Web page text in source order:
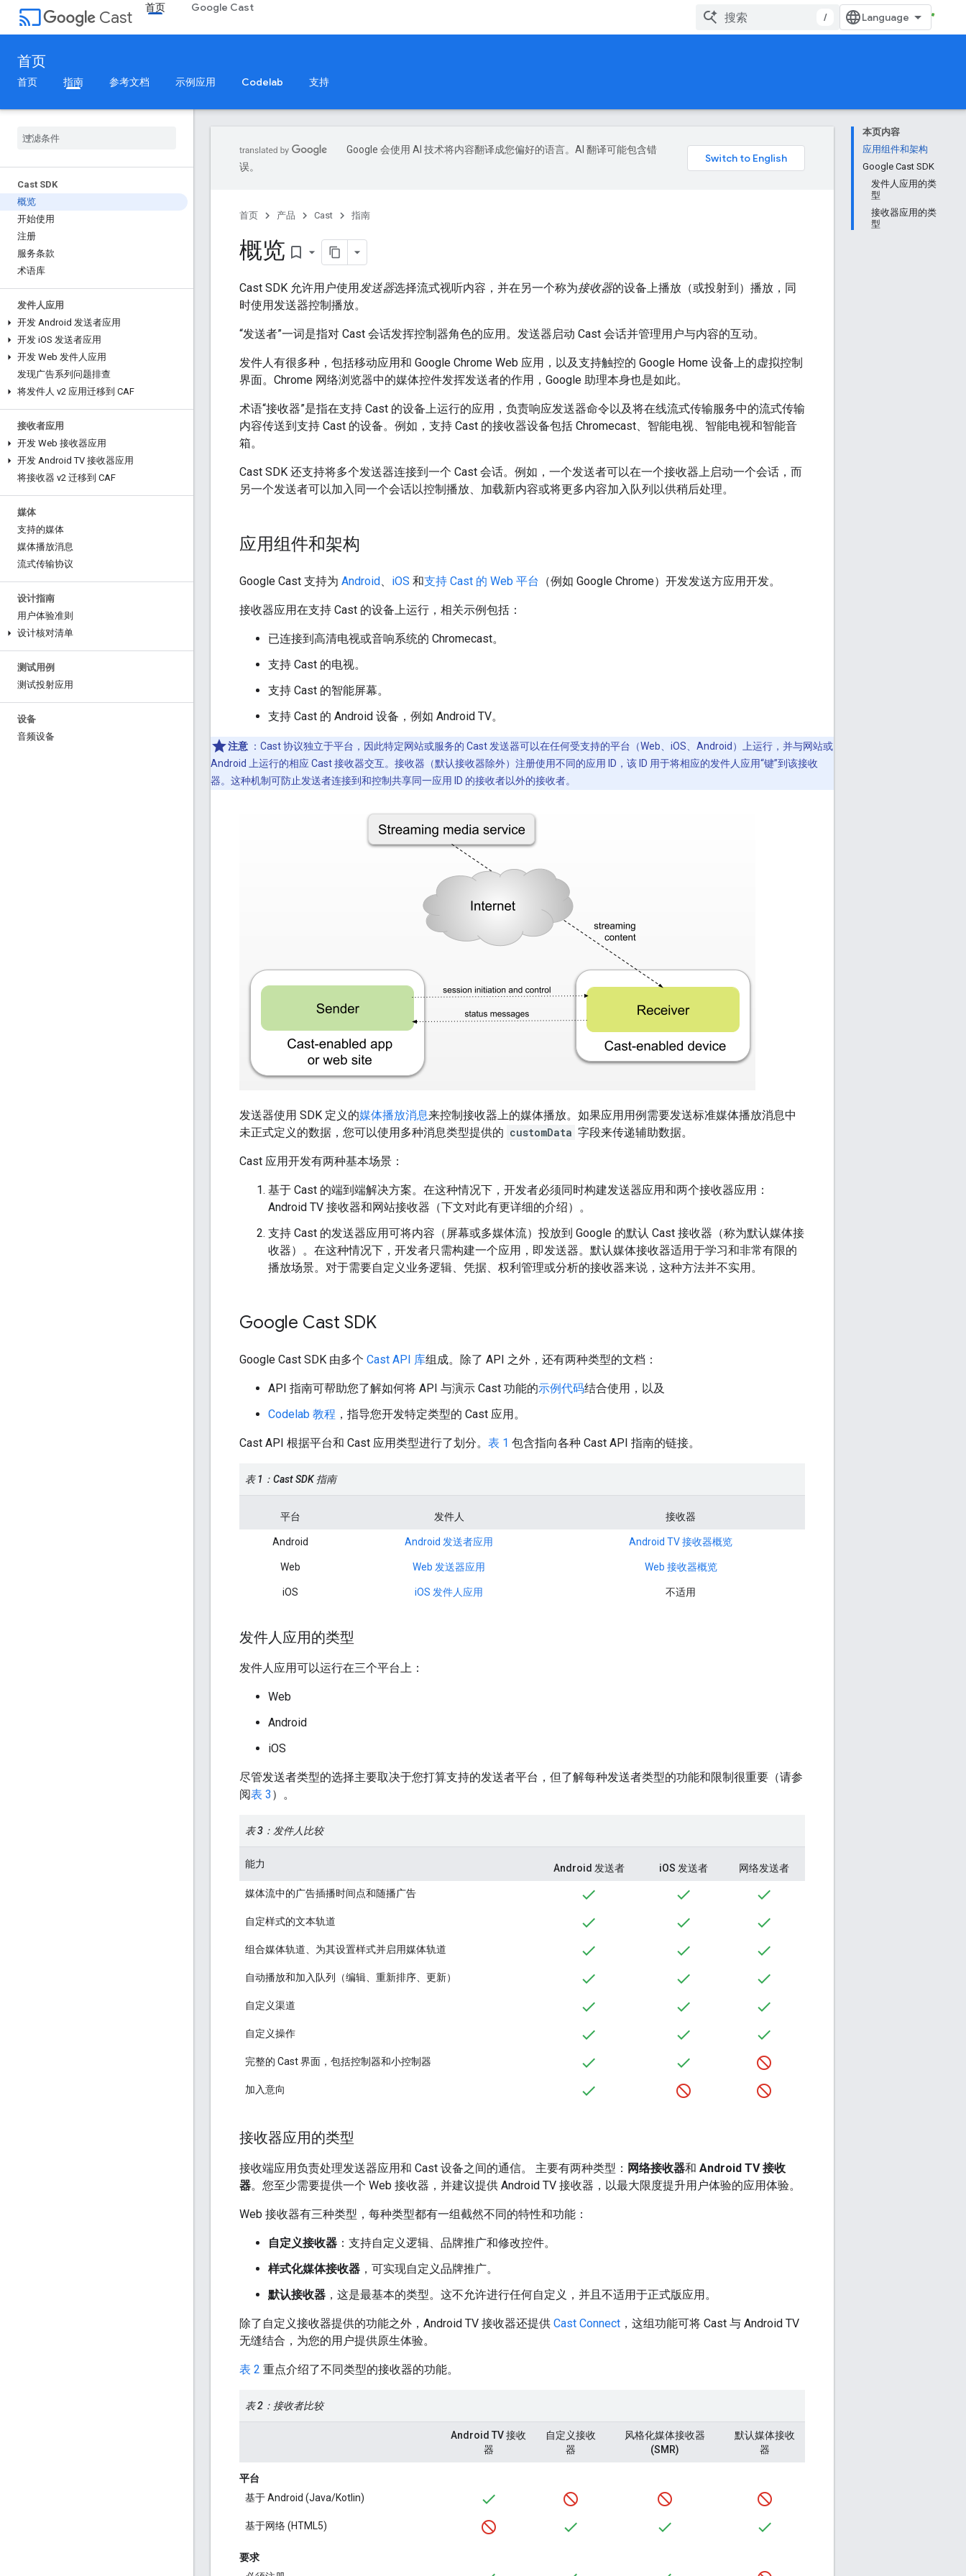
cast Cast
首页 Google Cast
/
首页
首页 指南 参考文档 示例应用 Codelab 支持
Cast SDK
概览
开始使用
注册
服务条款
术语库
发件人应用
开发 Android 发送者应用
开发 iOS 发送者应用
开发 Web 发件人应用
发现广告系列问题排查
将发件人 v2 应用迁移到 CAF
接收者应用
开发 Web 接收器应用
开发 Android TV 接收器应用
将接收器 v2 迁移到 CAF
媒体
支持的媒体
媒体播放消息
流式传输协议
设计指南
用户体验准则
设计核对清单
测试用例
测试投射应用
设备
音频设备
本页内容
应用组件和架构
Google Cast SDK
发件人应用的类
型
接收器应用的类
型
Google 会使用 AI 技术将内容翻译成您偏好的语言。AI 翻译可能包含错
误。
首页 产品 Cast 指南
概览 bookmark_border
Cast SDK 允许用户使用发送器选择流式视听内容，并在另一个称为接收器的设备上播放（或投射到）播放，同
时使用发送器控制播放。
“发送者”一词是指对 Cast 会话发挥控制器角色的应用。 发送器启动 Cast 会话并管理用户与内容的互动。
发件人有很多种，包括移动应用和 Google Chrome Web 应用，以及支持触控的 Google Home 设备上的虚拟控制
界面。Chrome 网络浏览器中的媒体控件发挥发送者的作用，Google 助理本身也是如此。
术语“接收器”是指在支持 Cast 的设备上运行的应用，负责响应发送器命令以及将在线流式传输服务中的流式传输
内容传送到支持 Cast 的设备。 例如，支持 Cast 的接收器设备包括 Chromecast、智能电视、智能电视和智能音
箱。
Cast SDK 还支持将多个发送器连接到一个 Cast 会话。例如，一个发送者可以在一个接收器上启动一个会话，而
另一个发送者可以加入同一个会话以控制播放、加载新内容或将更多内容加入队列以供稍后处理。
应用组件和架构
Google Cast 支持为 Android、 iOS 和支持 Cast 的 Web 平台 （例如 Google Chrome）开发发送方应用开发。
接收器应用在支持 Cast 的设备上运行，相关示例包括：
已连接到高清电视或音响系统的 Chromecast。
支持 Cast 的电视。
支持 Cast 的智能屏幕。
支持 Cast 的 Android 设备，例如 Android TV。
注意 ：Cast 协议独立于平台，因此特定网站或服务的 Cast 发送器可以在任何受支持的平台（Web、iOS、Android）上运行，并与网站或
Android 上运行的相应 Cast 接收器交互。接收器（默认接收器除外）注册使用不同的应用 ID，该 ID 用于将相应的发件人应用“键”到该接收
器。这种机制可防止发送者连接到和控制共享同一应用 ID 的接收者以外的接收者。
发送器使用 SDK 定义的媒体播放消息来控制接收器上的媒体播放。如果应用用例需要发送标准媒体播放消息中
未正式定义的数据，您可以使用多种消息类型提供的 customData 字段来传递辅助数据。
Cast 应用开发有两种基本场景：
基于 Cast 的端到端解决方案。在这种情况下，开发者必须同时构建发送器应用和两个接收器应用：
Android TV 接收器和网站接收器（下文对此有更详细的介绍）。
支持 Cast 的发送器应用可将内容（屏幕或多媒体流）投放到 Google 的默认 Cast 接收器（称为默认媒体接
收器）。在这种情况下，开发者只需构建一个应用，即发送器。默认媒体接收器适用于学习和非常有限的
播放场景。对于需要自定义业务逻辑、凭据、权利管理或分析的接收器来说，这种方法并不实用。
Google Cast SDK
Google Cast SDK 由多个 Cast API 库组成。除了 API 之外，还有两种类型的文档：
API 指南可帮助您了解如何将 API 与演示 Cast 功能的示例代码结合使用，以及
Codelab 教程 ，指导您开发特定类型的 Cast 应用。
Cast API 根据平台和 Cast 应用类型进行了划分。 表 1 包含指向各种 Cast API 指南的链接。
表 1：Cast SDK 指南
平台 发件人 接收器
Android Android 发送者应用 Android TV 接收器概览
Web Web 发送器应用 Web 接收器概览
iOS iOS 发件人应用 不适用
发件人应用的类型
发件人应用可以运行在三个平台上：
Web
Android
iOS
尽管发送者类型的选择主要取决于您打算支持的发送者平台，但了解每种发送者类型的功能和限制很重要（请参
阅表 3 ）。
表 3：发件人比较
能力 Android 发送者 iOS 发送者 网络发送者
媒体流中的广告插播时间点和随播广告
自定样式的文本轨道
组合媒体轨道、为其设置样式并启用媒体轨道
自动播放和加入队列（编辑、重新排序、更新）
自定义渠道
自定义操作
完整的 Cast 界面，包括控制器和小控制器
加入意向
接收器应用的类型
接收端应用负责处理发送器应用和 Cast 设备之间的通信。 主要有两种类型： 网络接收器和 Android TV 接收
器。您至少需要提供一个 Web 接收器，并建议提供 Android TV 接收器，以最大限度提升用户体验的应用体验。
Web 接收器有三种类型，每种类型都有一组截然不同的特性和功能：
自定义接收器 ：支持自定义逻辑、品牌推广和修改控件。
样式化媒体接收器 ，可实现自定义品牌推广。
默认接收器 ，这是最基本的类型。这不允许进行任何自定义，并且不适用于正式版应用。
除了自定义接收器提供的功能之外，Android TV 接收器还提供 Cast Connect ，这组功能可将 Cast 与 Android TV
无缝结合，为您的用户提供原生体验。
表 2 重点介绍了不同类型的接收器的功能。
表 2：接收者比较
Android TV 接收
器
自定义接收
器
风格化媒体接收器
(SMR)
默认媒体接收
器
平台
基于 Android (Java/Kotlin)
基于网络 (HTML5)
要求